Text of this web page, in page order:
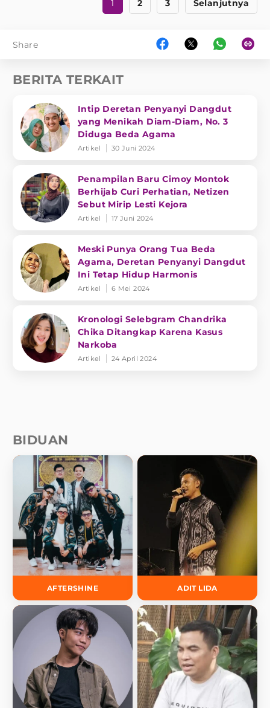
1 2 3 Selanjutnya
Share
BERITA TERKAIT
Intip Deretan Penyanyi Dangdut
yang Menikah Diam-Diam, No. 3
Diduga Beda Agama
Artikel 30 Juni 2024
Penampilan Baru Cimoy Montok
Berhijab Curi Perhatian, Netizen
Sebut Mirip Lesti Kejora
Artikel 17 Juni 2024
Meski Punya Orang Tua Beda
Agama, Deretan Penyanyi Dangdut
Ini Tetap Hidup Harmonis
Artikel 6 Mei 2024
Kronologi Selebgram Chandrika
Chika Ditangkap Karena Kasus
Narkoba
Artikel 24 April 2024
BIDUAN
AFTERSHINE ADIT LIDA